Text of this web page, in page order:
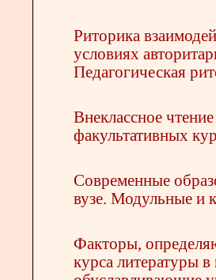
Риторика
условиях
Педагогическая
Внеклассное
факультативных
Современные
вузе. Модульные и
Факторы,
курса литературы